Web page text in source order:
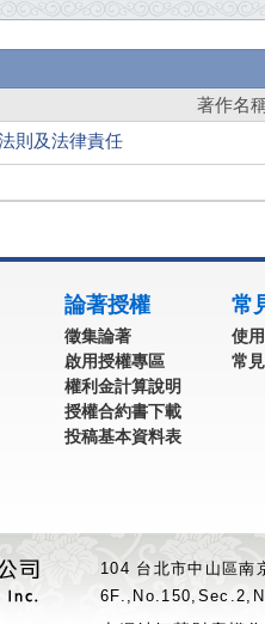
著作名
則及法律責任
論著授權
徵集論著
啟用授權專區
權利金計算說明
授權合約書下載
投稿基本資料表
常
使
常
104 台北市中山區